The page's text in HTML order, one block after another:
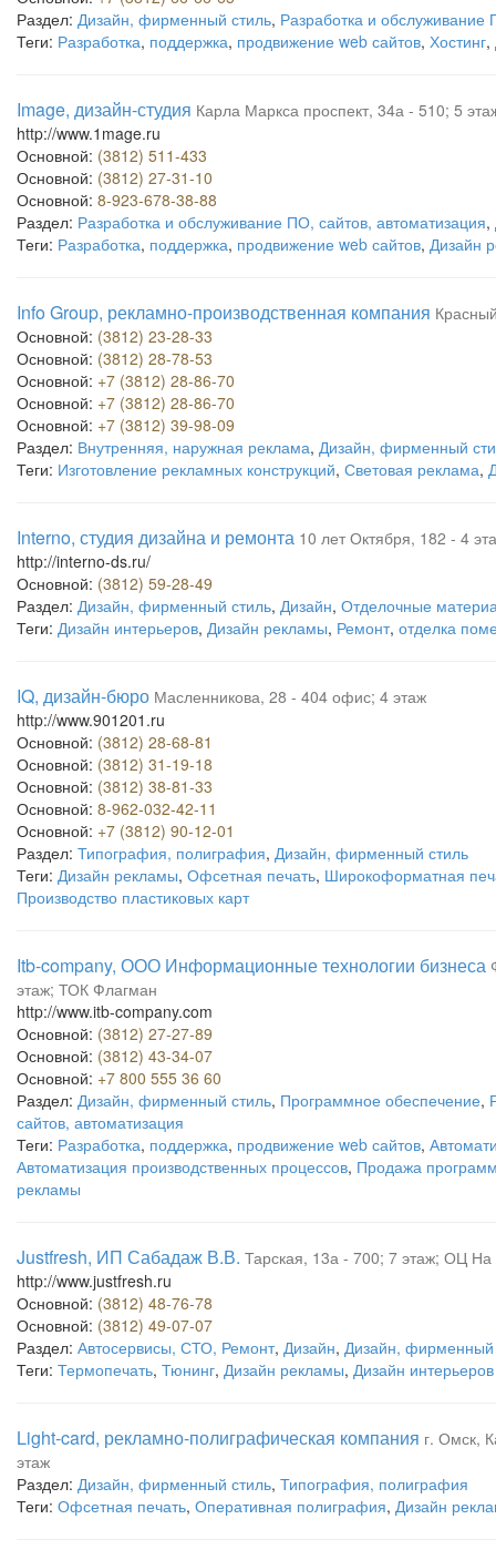
Раздел: Дизайн, фирменный стиль, Разработка и обслуживание
Теги: Разработка, поддержка, продвижение web сайтов, Хостинг,
Image, дизайн-студия Карла Маркса проспект, 34а - 510; 5
http://www.1mage.ru
Основной: (3812) 511-433
Основной: (3812) 27-31-10
Основной: 8-923-678-38-88
Раздел: Разработка и обслуживание ПО, сайтов, автоматизация,
Теги: Разработка, поддержка, продвижение web сайтов, Дизайн
Info Group, рекламно-производственная компания
Основной: (3812) 23-28-33
Основной: (3812) 28-78-53
Основной: +7 (3812) 28-86-70
Основной: +7 (3812) 28-86-70
Основной: +7 (3812) 39-98-09
Раздел: Внутренняя, наружная реклама, Дизайн, фирменный
Теги: Изготовление рекламных конструкций, Световая реклама,
Interno, студия дизайна и ремонта 10 лет Октября, 182 - 4
http://interno-ds.ru/
Основной: (3812) 59-28-49
Раздел: Дизайн, фирменный стиль, Дизайн, Отделочные
Теги: Дизайн интерьеров, Дизайн рекламы, Ремонт, отделка
IQ, дизайн-бюро Масленникова, 28 - 404 офис; 4 этаж
http://www.901201.ru
Основной: (3812) 28-68-81
Основной: (3812) 31-19-18
Основной: (3812) 38-81-33
Основной: 8-962-032-42-11
Основной: +7 (3812) 90-12-01
Раздел: Типография, полиграфия, Дизайн, фирменный стиль
Теги: Дизайн рекламы, Офсетная печать, Широкоформатная
Производство пластиковых карт
Itb-company, ООО Информационные технологии бизнеса
этаж; ТОК Флагман
http://www.itb-company.com
Основной: (3812) 27-27-89
Основной: (3812) 43-34-07
Основной: +7 800 555 36 60
Раздел: Дизайн, фирменный стиль, Программное обеспечение,
сайтов, автоматизация
Теги: Разработка, поддержка, продвижение web сайтов,
Автоматизация производственных процессов, Продажа
рекламы
Justfresh, ИП Сабадаж В.В. Тарская, 13а - 700; 7 этаж; ОЦ На
http://www.justfresh.ru
Основной: (3812) 48-76-78
Основной: (3812) 49-07-07
Раздел: Автосервисы, СТО, Ремонт, Дизайн, Дизайн, фирменный
Теги: Термопечать, Тюнинг, Дизайн рекламы, Дизайн интерьеров
Light-card, рекламно-полиграфическая компания г. Омск,
этаж
Раздел: Дизайн, фирменный стиль, Типография, полиграфия
Теги: Офсетная печать, Оперативная полиграфия, Дизайн